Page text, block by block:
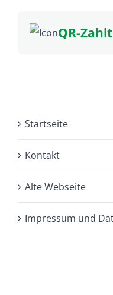
QR-
Startseite
Kontakt
Alte Webseite
Impressum und